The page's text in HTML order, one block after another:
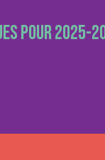
pour 2025-